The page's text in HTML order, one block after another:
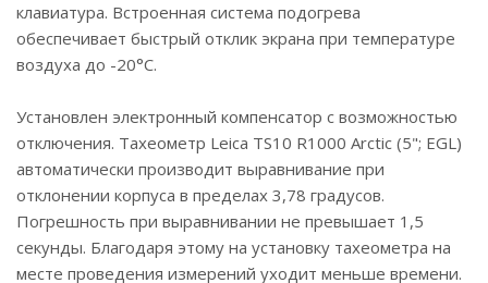
клавиатура. Встроенная система подогрева
обеспечивает быстрый отклик экрана при температуре
воздуха до -20°С.
Установлен электронный компенсатор с возможностью
отключения. Тахеометр Leica TS10 R1000 Arctic (5"; EGL)
автоматически производит выравнивание при
отклонении корпуса в пределах 3,78 градусов.
Погрешность при выравнивании не превышает 1,5
секунды. Благодаря этому на установку тахеометра на
месте проведения измерений уходит меньше времени.